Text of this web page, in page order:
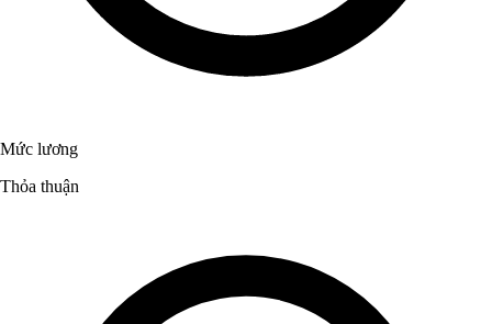
Mức lương
Thỏa thuận